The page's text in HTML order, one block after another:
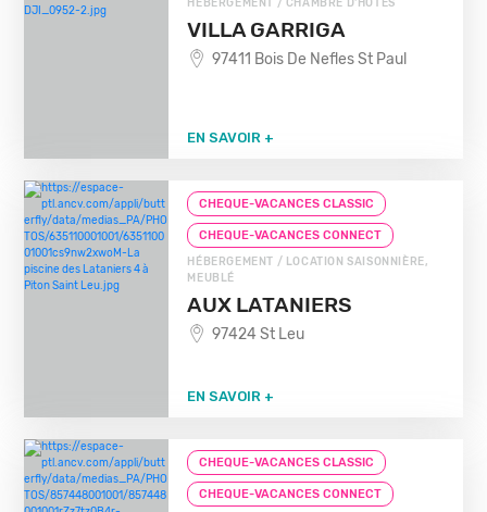
HÉBERGEMENT / CHAMBRE D'HÔTES
VILLA GARRIGA
97411 Bois De Nefles St Paul
EN SAVOIR +
CHEQUE-VACANCES CLASSIC
CHEQUE-VACANCES CONNECT
HÉBERGEMENT / LOCATION SAISONNIÈRE,
MEUBLÉ
AUX LATANIERS
97424 St Leu
EN SAVOIR +
CHEQUE-VACANCES CLASSIC
CHEQUE-VACANCES CONNECT